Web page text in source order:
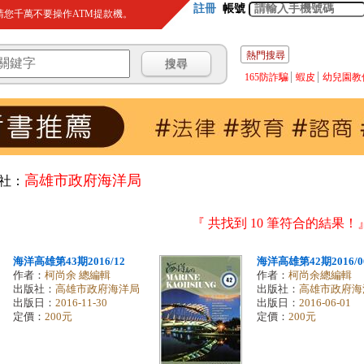
千萬不要操作ATM提款機。 註冊 帳號
熱門搜尋
165防詐騙
蝦皮 幼兒園教
： 高雄市政府海洋局
『 共找到 10 筆符合的結果！
海洋高雄第43期2016/12
作者： 柯尚余 總編輯
出版社： 高雄市政府海洋局
出版日： 2016-11-30
定價： 200元
海洋高雄第42期2016/
作者： 柯尚余總編輯
出版社： 高雄市政府
出版日： 2016-06-01
定價： 200元